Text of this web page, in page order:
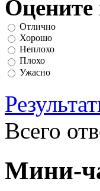
Оцените
Отлично
Хорошо
Неплохо
Плохо
Ужасно
Всего
Мини-